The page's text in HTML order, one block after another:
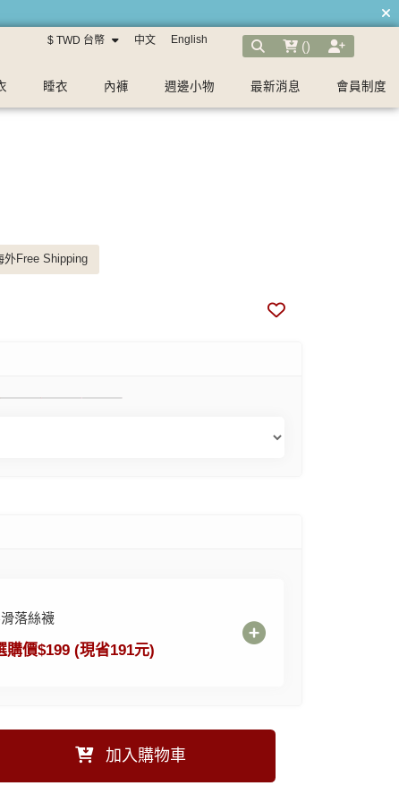
$ TWD 台幣 中文 English ()
睡衣 內褲 週邊小物 最新消息 會員制度
Free Shipping
落絲襪
購價$199 (現省191元)
加入購物車